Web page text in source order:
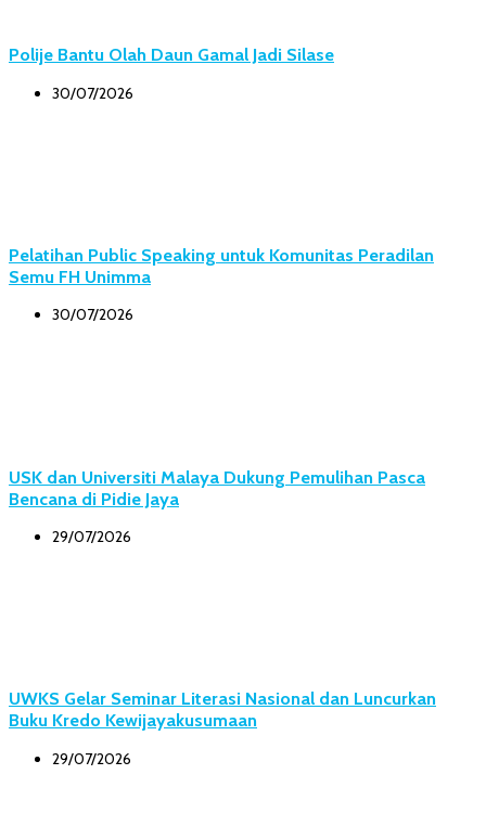
Polije Bantu Olah Daun Gamal Jadi Silase
30/07/2026
Pelatihan Public Speaking untuk Komunitas Peradilan
Semu FH Unimma
30/07/2026
USK dan Universiti Malaya Dukung Pemulihan Pasca
Bencana di Pidie Jaya
29/07/2026
UWKS Gelar Seminar Literasi Nasional dan Luncurkan
Buku Kredo Kewijayakusumaan
29/07/2026